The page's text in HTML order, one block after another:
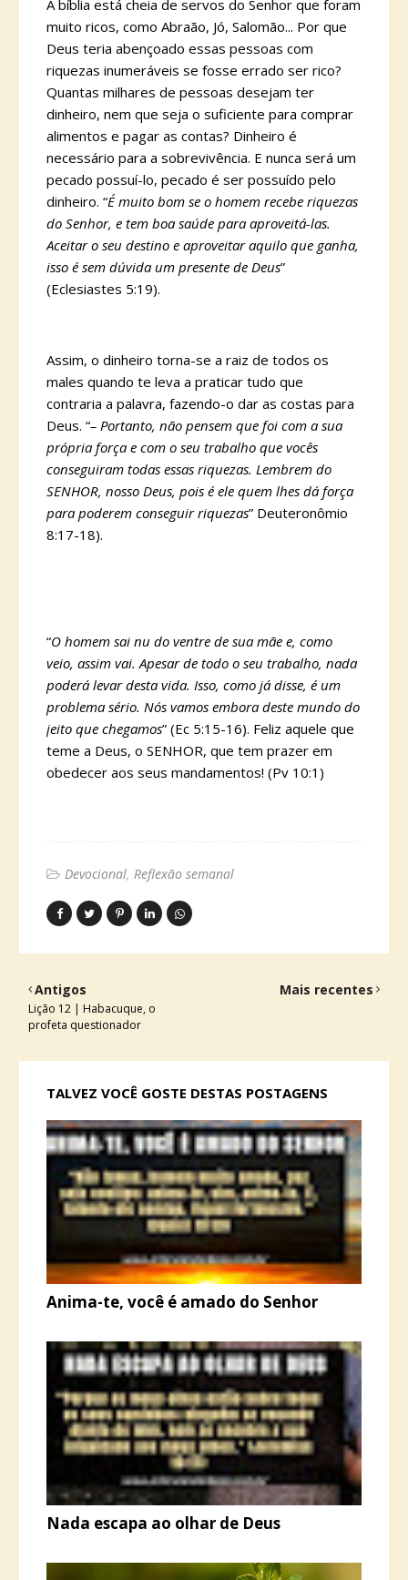
A bíblia está cheia de servos do Senhor que foram
muito ricos, como Abraão, Jó, Salomão... Por que
Deus teria abençoado essas pessoas com
riquezas inumeráveis se fosse errado ser rico?
Quantas milhares de pessoas desejam ter
dinheiro, nem que seja o suficiente para comprar
alimentos e pagar as contas? Dinheiro é
necessário para a sobrevivência. E nunca será um
pecado possuí-lo, pecado é ser possuído pelo
dinheiro. “É muito bom se o homem recebe riquezas
do Senhor, e tem boa saúde para aproveitá-las.
Aceitar o seu destino e aproveitar aquilo que ganha,
isso é sem dúvida um presente de Deus”
(Eclesiastes 5:19).
Assim, o dinheiro torna-se a raiz de todos os
males quando te leva a praticar tudo que
contraria a palavra, fazendo-o dar as costas para
Deus. “– Portanto, não pensem que foi com a sua
própria força e com o seu trabalho que vocês
conseguiram todas essas riquezas. Lembrem do
SENHOR, nosso Deus, pois é ele quem lhes dá força
para poderem conseguir riquezas” Deuteronômio
8:17-18).
“O homem sai nu do ventre de sua mãe e, como
veio, assim vai. Apesar de todo o seu trabalho, nada
poderá levar desta vida. Isso, como já disse, é um
problema sério. Nós vamos embora deste mundo do
jeito que chegamos” (Ec 5:15-16). Feliz aquele que
teme a Deus, o SENHOR, que tem prazer em
obedecer aos seus mandamentos! (Pv 10:1)
Devocional Reflexão semanal
Mais recentes
Antigos
Lição 12 | Habacuque, o
profeta questionador
TALVEZ VOCÊ GOSTE DESTAS POSTAGENS
Anima-te, você é amado do Senhor
Nada escapa ao olhar de Deus